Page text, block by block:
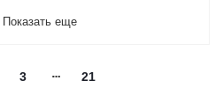
Показать еще
3 21